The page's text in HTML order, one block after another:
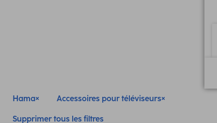
Hama Accessoires pour téléviseurs
Supprimer tous les filtres